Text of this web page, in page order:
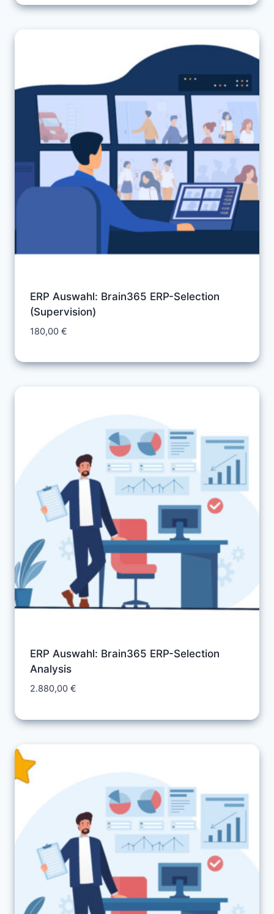
ERP Auswahl: Brain365 ERP-Selection
(Supervision)
180,00 €
ERP Auswahl: Brain365 ERP-Selection
Analysis
2.880,00 €